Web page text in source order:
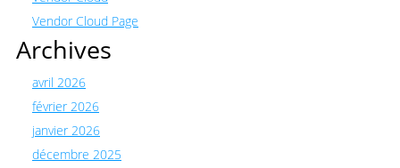
Vendor Cloud Page
Archives
avril 2026
février 2026
janvier 2026
décembre 2025